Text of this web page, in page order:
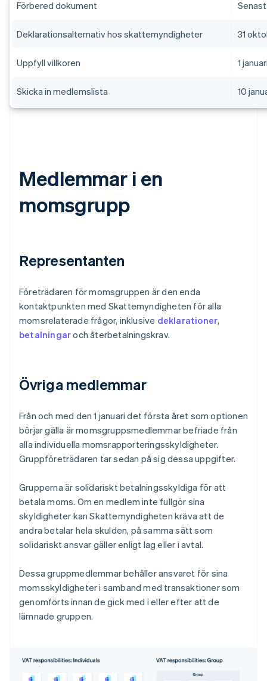
Förbered dokument
Deklarationsalternativ hos skattemyndigheter 31
Uppfyll villkoren 1
Skicka in medlemslista 10
Medlemmar i en
momsgrupp
Representanten
Företrädaren för momsgruppen är den enda
kontaktpunkten med Skattemyndigheten för alla
momsrelaterade frågor, inklusive deklarationer,
betalningaroch återbetalningskrav.
Övriga medlemmar
Från och med den 1 januari det första året som optionen
börjar gälla är momsgruppsmedlemmar befriade från
alla individuella momsrapporteringsskyldigheter.
Gruppföreträdaren tar sedan på sig dessa uppgifter.
Grupperna är solidariskt betalningsskyldiga för att
betala moms. Om en medlem inte fullgör sina
skyldigheter kan Skattemyndigheten kräva att de
andra betalar hela skulden, på samma sätt som
solidariskt ansvar gäller enligt lag eller i avtal.
Dessa gruppmedlemmar behåller ansvaret för sina
momsskyldigheter i samband med transaktioner som
genomförts innan de gick med i eller efter att de
lämnade gruppen.